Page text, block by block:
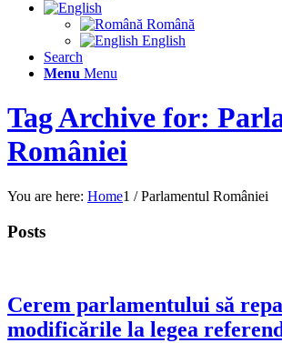
Română
English
Search
Menu Menu
Tag Archive for:
României
You are here: Home1 / Parlamentul României
Posts
Cerem parlamentului să
modificările la legea